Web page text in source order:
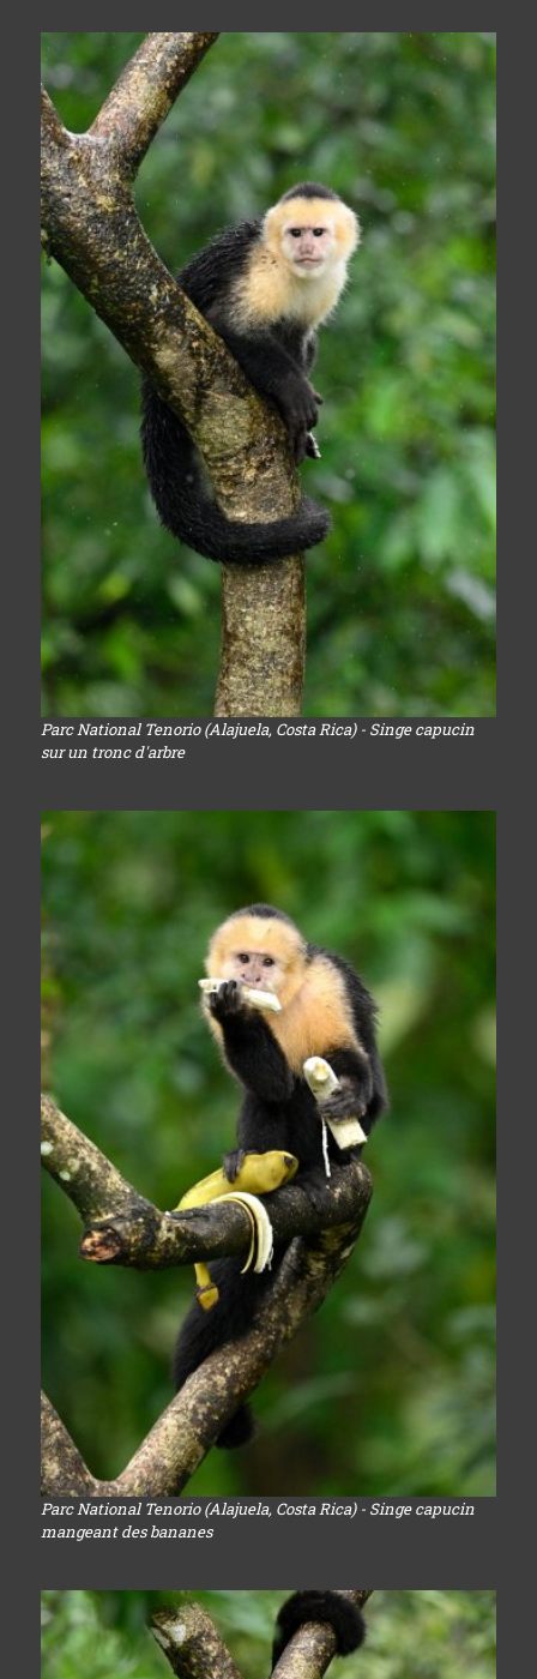
Parc National Tenorio (Alajuela, Costa Rica) - Singe capucin
sur un tronc d'arbre
Parc National Tenorio (Alajuela, Costa Rica) - Singe capucin
mangeant des bananes